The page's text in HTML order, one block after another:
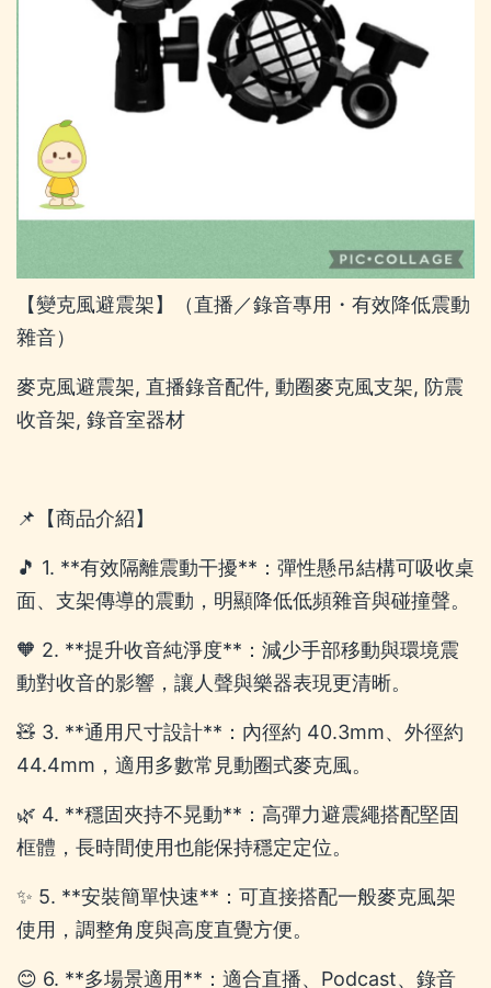
【變克風避震架】（直播／錄音專用・有效降低震動
雜音）
麥克風避震架, 直播錄音配件, 動圈麥克風支架, 防震
收音架, 錄音室器材
📌【商品介紹】
🎵 1. **有效隔離震動干擾**：彈性懸吊結構可吸收桌
面、支架傳導的震動，明顯降低低頻雜音與碰撞聲。
🧡 2. **提升收音純淨度**：減少手部移動與環境震
動對收音的影響，讓人聲與樂器表現更清晰。
🧸 3. **通用尺寸設計**：內徑約 40.3mm、外徑約
44.4mm，適用多數常見動圈式麥克風。
🌿 4. **穩固夾持不晃動**：高彈力避震繩搭配堅固
框體，長時間使用也能保持穩定定位。
✨ 5. **安裝簡單快速**：可直接搭配一般麥克風架
使用，調整角度與高度直覺方便。
😊 6. **多場景適用**：適合直播、Podcast、錄音